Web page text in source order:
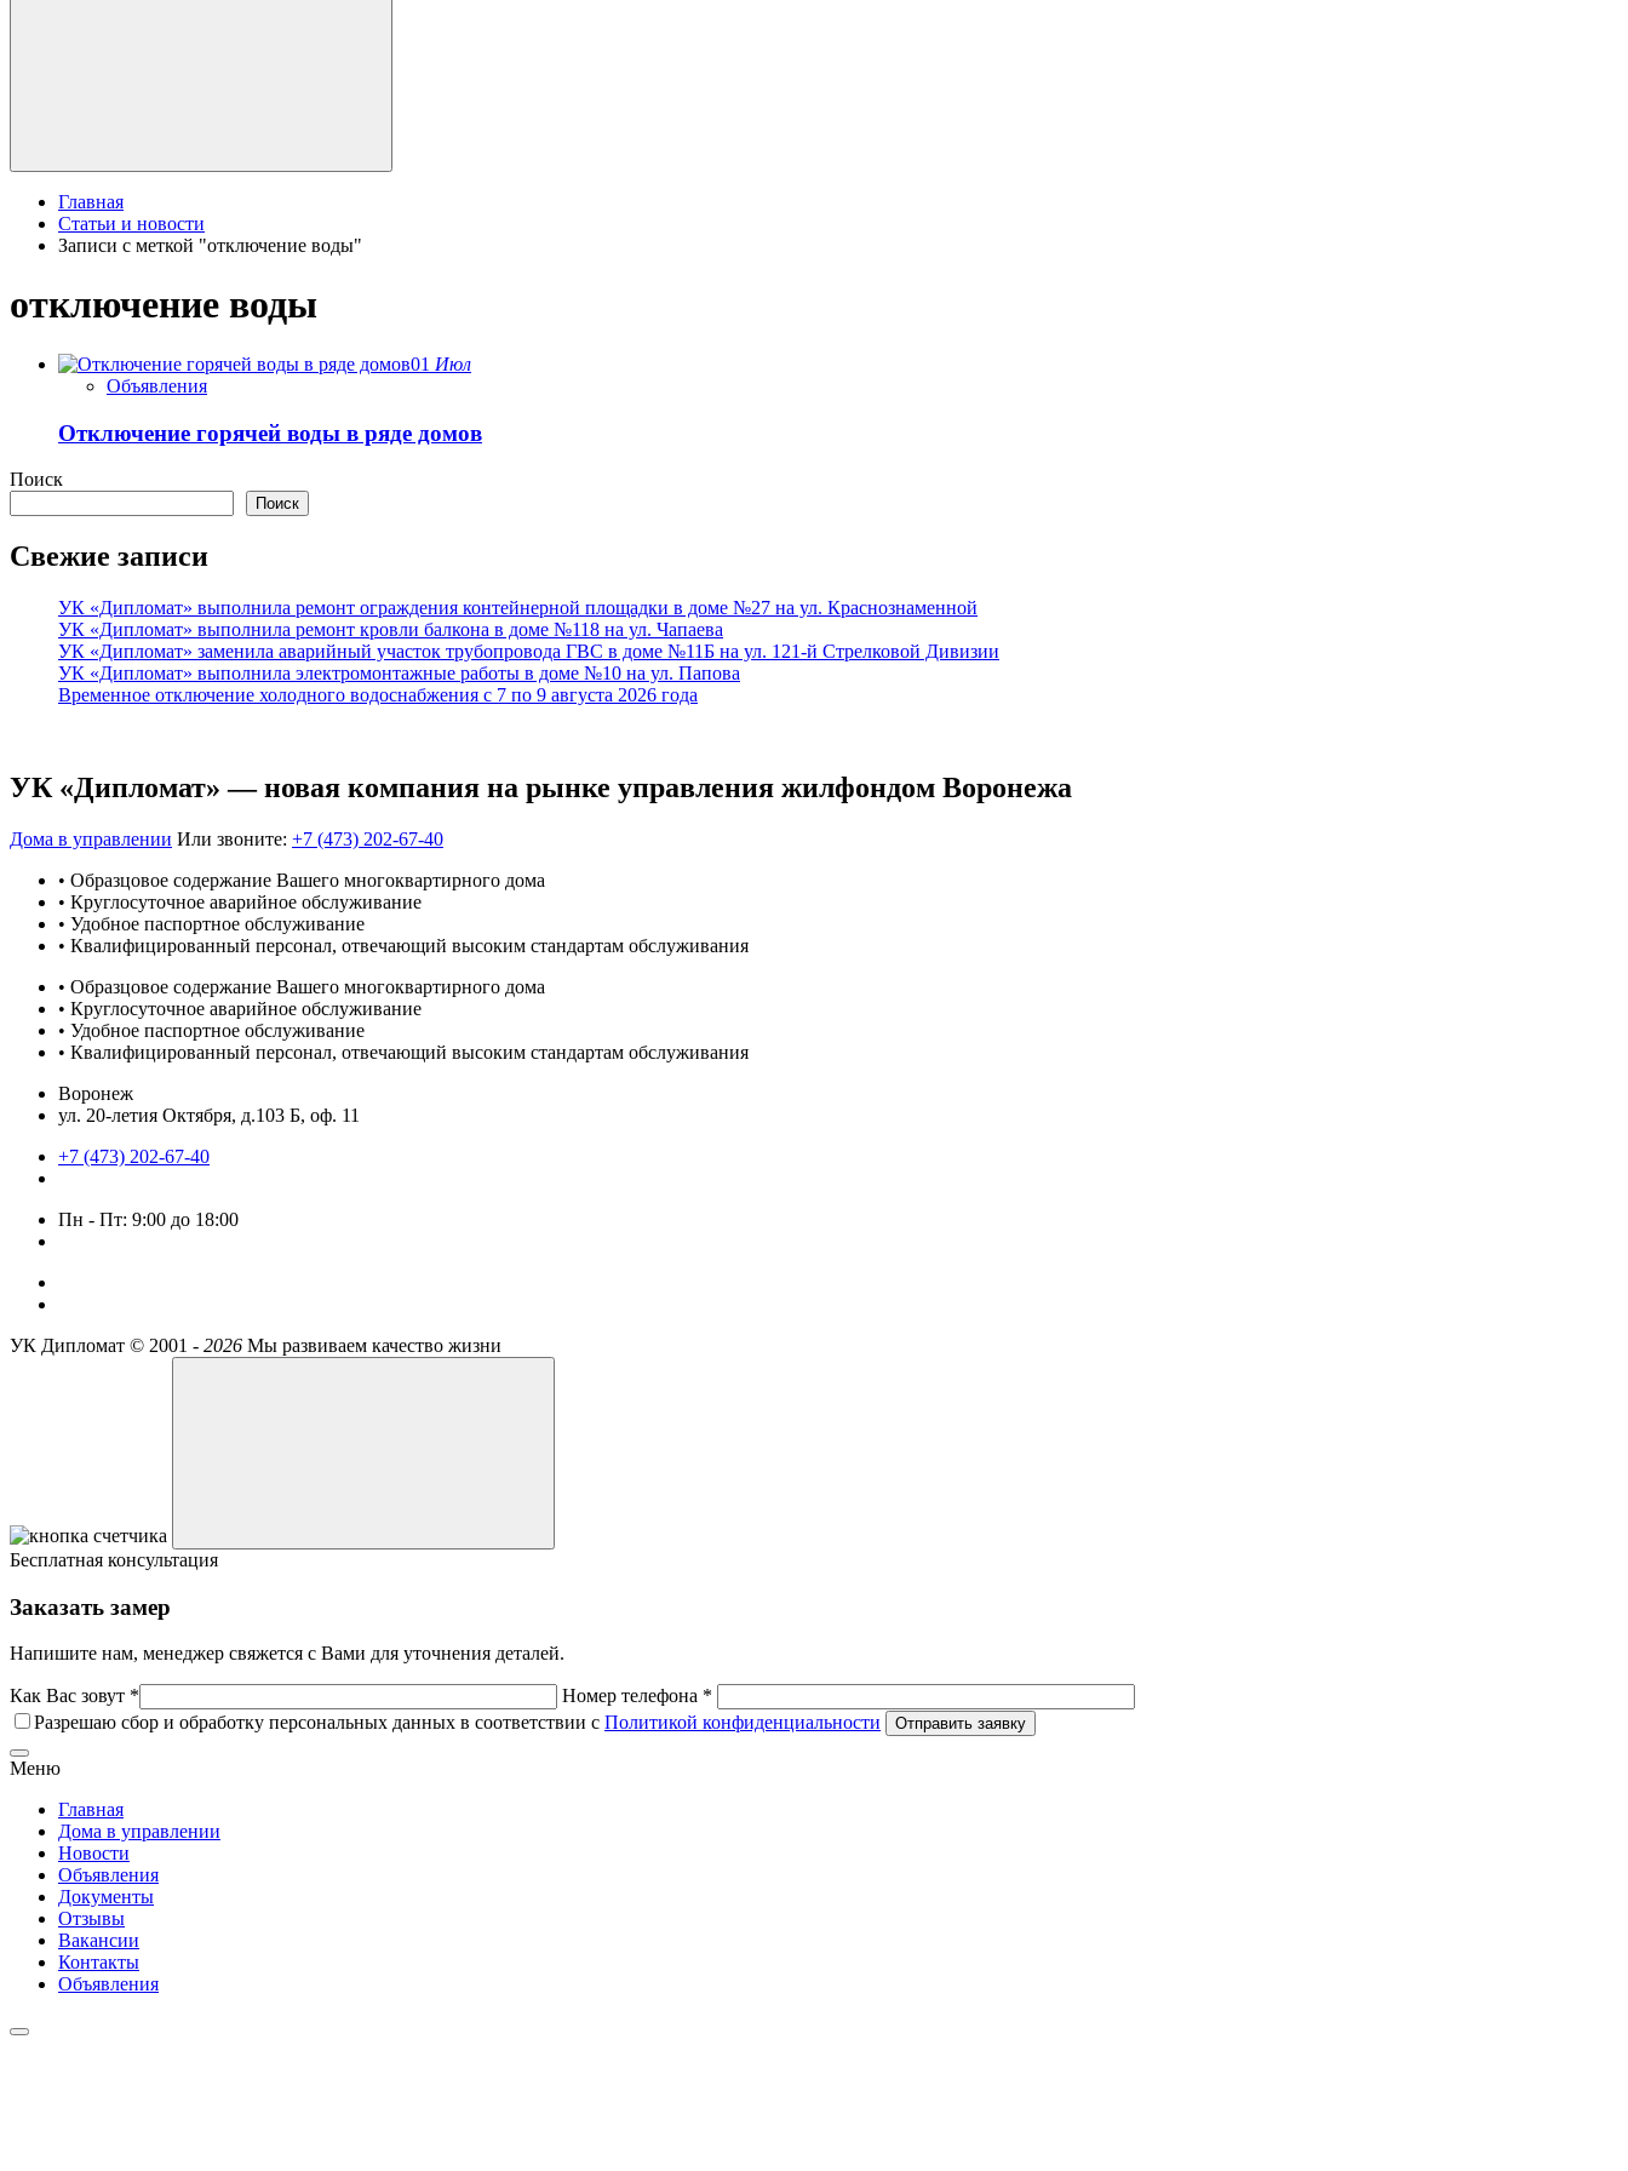
Главная
Статьи и новости
Записи с меткой "отключение воды"
отключение воды
01 Июл
Объявления
Отключение горячей воды в ряде домов
Поиск
Поиск
Свежие записи
УК «Дипломат» выполнила ремонт ограждения контейнерной площадки в доме №27 на ул. Краснознаменной
УК «Дипломат» выполнила ремонт кровли балкона в доме №118 на ул. Чапаева
УК «Дипломат» заменила аварийный участок трубопровода ГВС в доме №11Б на ул. 121-й Стрелковой Дивизии
УК «Дипломат» выполнила электромонтажные работы в доме №10 на ул. Папова
Временное отключение холодного водоснабжения с 7 по 9 августа 2026 года
УК «Дипломат» — новая компания на рынке управления жилфондом Воронежа
Дома в управлении Или звоните: +7 (473) 202-67-40
• Образцовое содержание Вашего многоквартирного дома
• Круглосуточное аварийное обслуживание
• Удобное паспортное обслуживание
• Квалифицированный персонал, отвечающий высоким стандартам обслуживания
• Образцовое содержание Вашего многоквартирного дома
• Круглосуточное аварийное обслуживание
• Удобное паспортное обслуживание
• Квалифицированный персонал, отвечающий высоким стандартам обслуживания
Воронеж
ул. 20-летия Октября, д.103 Б, оф. 11
+7 (473) 202-67-40
Пн - Пт: 9:00 до 18:00
УК Дипломат © 2001 - 2026 Мы развиваем качество жизни
Бесплатная консультация
Заказать замер
Напишите нам, менеджер свяжется с Вами для уточнения деталей.
Как Вас зовут *
Номер телефона *
Разрешаю сбор и обработку персональных данных в соответствии с Политикой конфиденциальности Отправить заявку
Меню
Главная
Дома в управлении
Новости
Объявления
Документы
Отзывы
Вакансии
Контакты
Объявления